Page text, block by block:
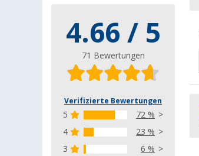
4.66 / 5
71 Bewertungen
Verifizierte Bewertungen
5
72 %
4
23 %
3
6 %